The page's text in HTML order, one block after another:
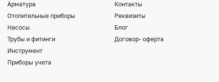
Арматура
Отопительные приборы
Насосы
Трубы и фитинги
Инструмент
Приборы учета
Контакты
Реквизиты
Блог
Договор- оферта